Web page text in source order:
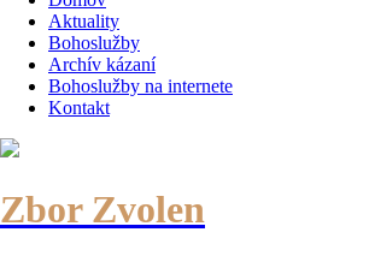
Aktuality
Bohoslužby
Archív kázaní
Bohoslužby na internete
Kontakt
Zbor Zvolen